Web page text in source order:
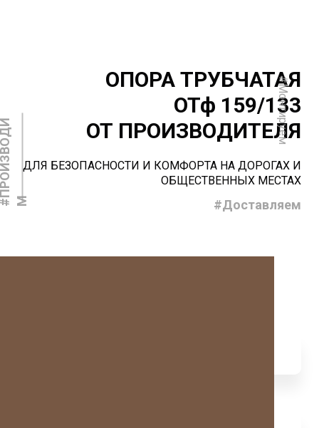
#Монтируем
М
ОПОРА ТРУБЧАТАЯ
ОТф 159/133
ОТ ПРОИЗВОДИТЕЛЯ
ДЛЯ БЕЗОПАСНОСТИ И КОМФОРТА НА ДОРОГАХ И
ОБЩЕСТВЕННЫХ МЕСТАХ
#Доставляем